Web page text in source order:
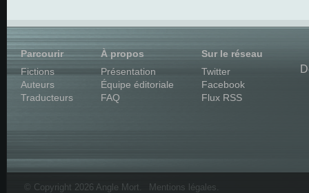
Parcourir
Fictions
Auteurs
Traducteurs
À propos
Présentation
Équipe éditoriale
FAQ
Sur le réseau
Twitter
Facebook
Flux RSS
© Copyright 2026 Angle Mort. Mentions légales.